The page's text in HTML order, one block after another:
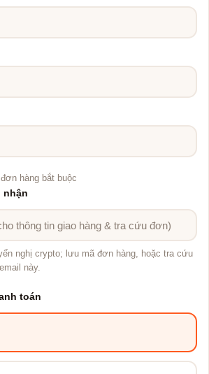
hàng bắt buộc
nhận
nghị crypto; lưu mã đơn hàng, hoặc tra cứu
này.
toán